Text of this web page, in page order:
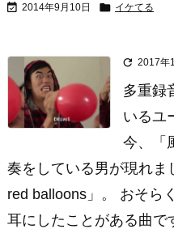
 2014年9月10日  イケてる
 2017年
多重録
いるユ
今、「
奏をしている男が現れま
red balloons」。 おそら
耳にしたことがある曲で